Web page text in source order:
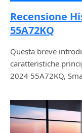
Recensione
55A72KQ
Questa breve
caratteristiche
2024 55A72KQ,